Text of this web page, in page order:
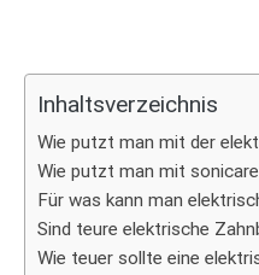
Inhaltsverzeichnis
Wie putzt man mit der
Wie putzt man mit
Für was kann man
Sind teure elektrische
Wie teuer sollte eine